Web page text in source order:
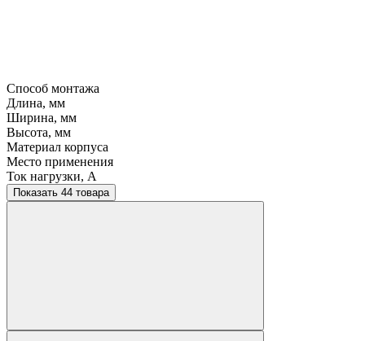
Способ монтажа
Длина, мм
Ширина, мм
Высота, мм
Материал корпуса
Место применения
Ток нагрузки, A
Показать 44 товара